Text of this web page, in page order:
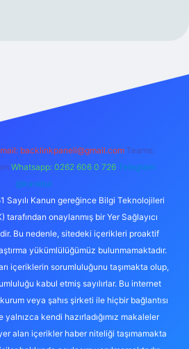
backlinkpaneli@gmail.com Teams:
Whatsapp: 0262 606 0 726 Telegram:
@karabul
Sayılı Kanun gereğince Bilgi Teknolojileri
onaylanmış bir Yer Sağlayıcı
Bu nedenle, sitedeki içerikleri proaktif
yükümlülüğümüz bulunmamaktadır.
içeriklerin sorumluluğunu taşımakta olup,
kabul etmiş sayılırlar. Bu internet
veya şahıs şirketi ile hiçbir bağlantısı
yalnızca kendi hazırladığımız makaleler
alan içerikler haber niteliği taşımamakta